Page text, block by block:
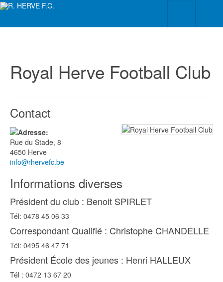
Royal Herve Football Club
Contact
Rue du Stade, 8
4650 Herve
info@rhervefc.be
Informations diverses
Président du club : Benoit SPIRLET
Tél: 0478 45 06 33
Correspondant Qualifié : Christophe CHANDELLE
Tél: 0495 46 47 71
Président École des jeunes : Henri HALLEUX
Tél : 0472 13 67 20